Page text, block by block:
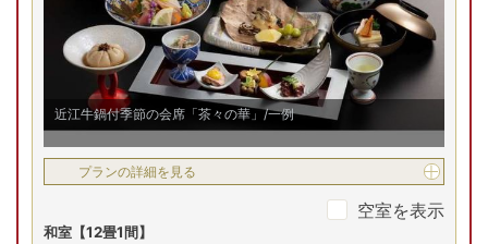
近江牛鍋付季節の会席「茶々の華」/一例
プランの詳細を見る
空室を表示
和室【12畳1間】